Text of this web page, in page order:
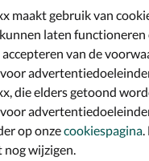
Northwood Tree Logo
maakt gebruik van
laten functioneren
van de
die elders getoond
op onzecookiespagina
wijzigen.